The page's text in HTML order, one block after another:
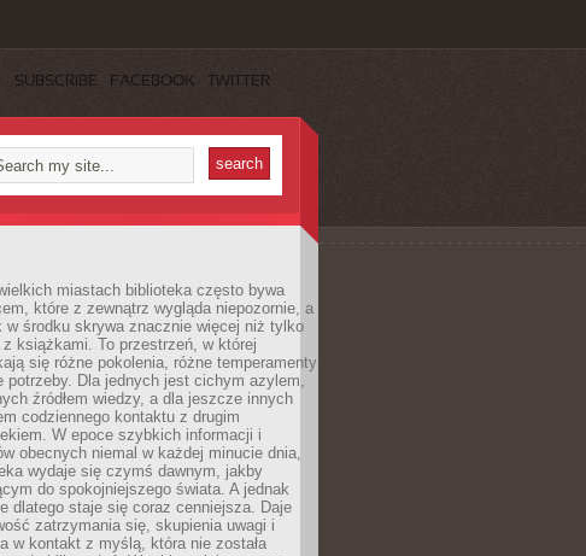
SUBSCRIBE FACEBOOK TWITTER
miastach biblioteka często bywa
które z zewnątrz wygląda niepozornie, a
w środku skrywa znacznie więcej niż tylko
z książkami. To przestrzeń, w której
się różne pokolenia, różne temperamenty
potrzeby. Dla jednych jest cichym azylem,
źródłem wiedzy, a dla jeszcze innych
codziennego kontaktu z drugim
W epoce szybkich informacji i
obecnych niemal w każdej minucie dnia,
wydaje się czymś dawnym, jakby
do spokojniejszego świata. A jednak
dlatego staje się coraz cenniejsza. Daje
zatrzymania się, skupienia uwagi i
w kontakt z myślą, która nie została